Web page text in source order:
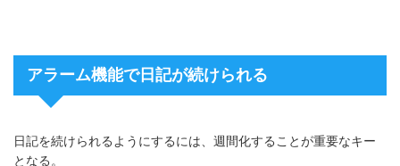
アラーム機能で日記が続けられる
日記を続けられるようにするには、週間化することが重要なキー
となる。